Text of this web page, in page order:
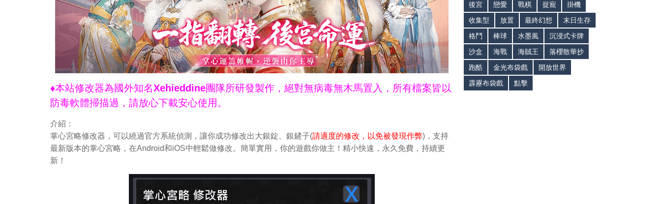
♦本站修改器為國外知名Xehieddine團隊所研發製作，絕對無病毒無木馬置入，所有檔案皆以
防毒軟體掃描過，請放心下載安心使用。
介紹：
掌心宮略修改器，可以繞過官方系統偵測，讓你成功修改出大銀錠、銀鏟子(請適度的修改，以免被發現作弊)，支持
最新版本的掌心宮略，在Android和iOS中輕鬆做修改。簡單實用，你的遊戲你做主！精小快速，永久免費，持續更
新！
後宮
戀愛 戰棋 捉寵
掛機
收集型
放置 最終幻想
末日生存
格鬥
棒球 水墨風
沉浸式卡牌
沙盒
海戰 海賊王
落櫻散華抄
跑酷
金光布袋戲
開放世界
霹靂布袋戲
點擊